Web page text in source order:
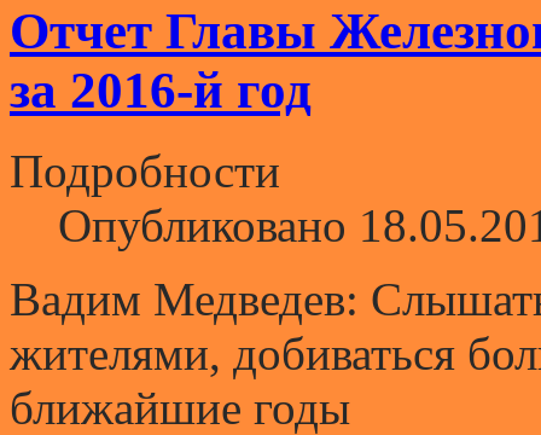
Отчет Главы
за 2016-й год
Подробности
Опубликовано
Вадим Медведев:
жителями, добиваться
ближайшие годы